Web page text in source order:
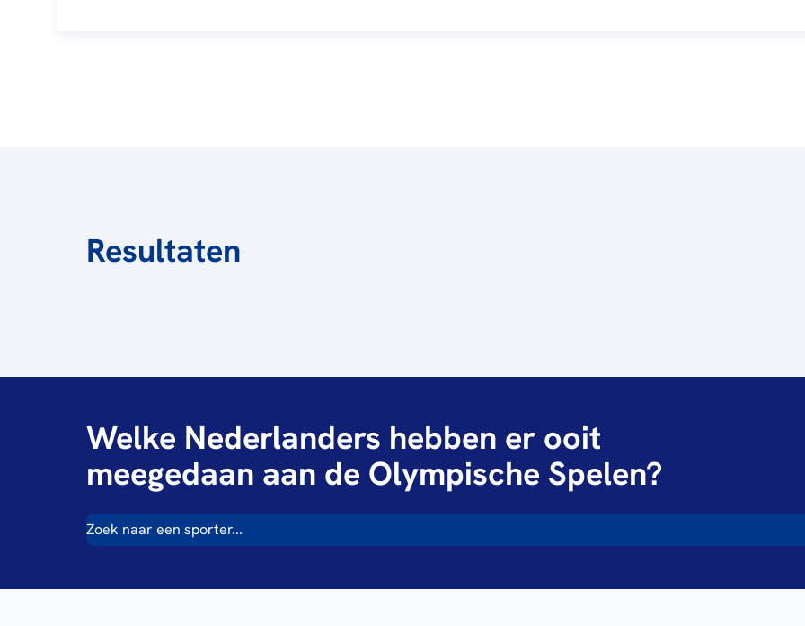
Resultaten
Welke Nederlanders hebben er ooit
meegedaan aan de Olympische Spelen?